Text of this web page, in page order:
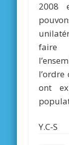
2008
faire
ont
Y.C-S